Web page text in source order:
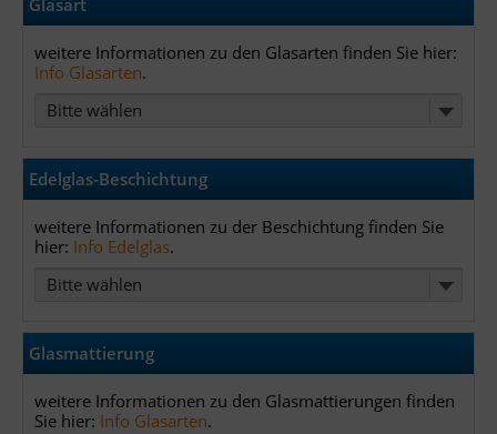
Glasart
weitere Informationen zu den Glasarten finden Sie hier:
Info Glasarten.
Bitte wählen
Edelglas-Beschichtung
weitere Informationen zu der Beschichtung finden Sie
hier: Info Edelglas.
Bitte wählen
Glasmattierung
weitere Informationen zu den Glasmattierungen finden
Sie hier: Info Glasarten.